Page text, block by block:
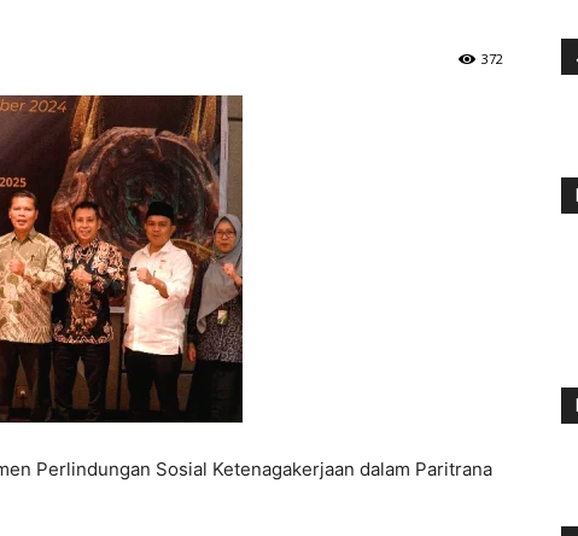
372
Perlindungan Sosial Ketenagakerjaan dalam Paritrana